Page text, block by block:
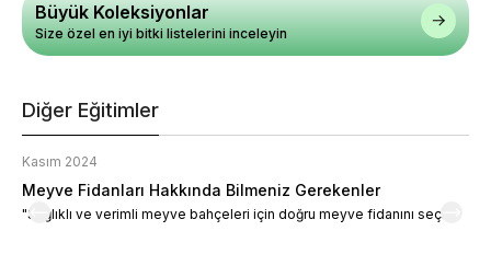
Büyük Koleksiyonlar
Size özel en iyi bitki listelerini inceleyin
Diğer Eğitimler
Kasım 2024
Meyve Fidanları Hakkında Bilmeniz Gerekenler
"Sağlıklı ve verimli meyve bahçeleri için doğru meyve fidanını seçin."